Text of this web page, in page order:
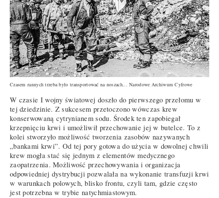
Czasem rannych trzeba było transportować na noszach... Narodowe Archiwum Cyfrowe
W czasie I wojny światowej doszło do pierwszego przełomu w
tej dziedzinie. Z sukcesem przetoczono wówczas krew
konserwowaną cytrynianem sodu. Środek ten zapobiegał
krzepnięciu krwi i umożliwił przechowanie jej w butelce. To z
kolei stworzyło możliwość tworzenia zasobów nazywanych
„bankami krwi”. Od tej pory gotowa do użycia w dowolnej chwili
krew mogła stać się jednym z elementów medycznego
zaopatrzenia. Możliwość przechowywania i organizacja
odpowiedniej dystrybucji pozwalała na wykonanie transfuzji krwi
w warunkach polowych, blisko frontu, czyli tam, gdzie często
jest potrzebna w trybie natychmiastowym.